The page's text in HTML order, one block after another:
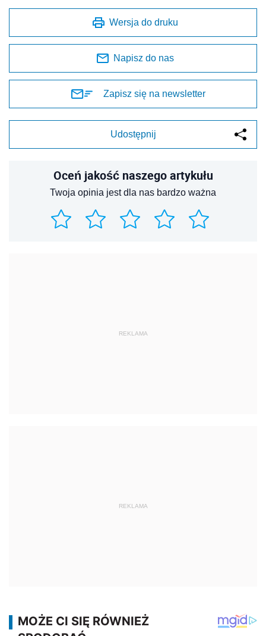
Wersja do druku
Napisz do nas
Zapisz się na newsletter
Udostępnij
Oceń jakość naszego artykułu
Twoja opinia jest dla nas bardzo ważna
REKLAMA
REKLAMA